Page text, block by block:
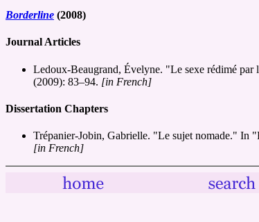
Borderline (2008)
Journal Articles
Ledoux-Beaugrand, Évelyne. "Le sexe rédimé par
(2009): 83–94. [in French]
Dissertation Chapters
Trépanier-Jobin, Gabrielle. "Le sujet nomade." In
[in French]